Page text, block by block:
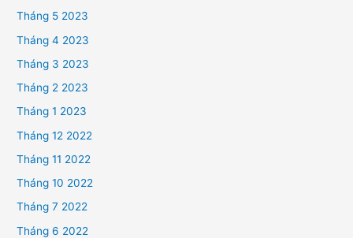
Tháng 5 2023
Tháng 4 2023
Tháng 3 2023
Tháng 2 2023
Tháng 1 2023
Tháng 12 2022
Tháng 11 2022
Tháng 10 2022
Tháng 7 2022
Tháng 6 2022